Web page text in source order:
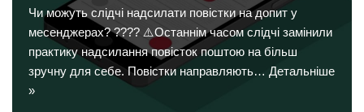
Чи можуть слідчі надсилати повістки на допит у
месенджерах? ???? ⚠️Останнім часом слідчі замінили
практику надсилання повісток поштою на більш
зручну для себе. Повістки направляють… Детальніше
»